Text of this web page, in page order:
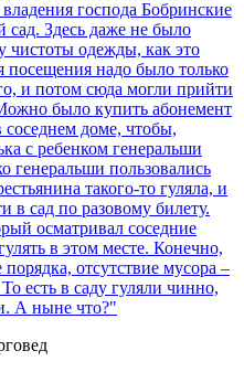
господа Бобринские
сад. Здесь даже не было
чистоты одежды, как это
посещения надо было только
и потом сюда могли прийти
было купить абонемент
доме, чтобы,
с ребенком генеральши
генеральши пользовались
такого-то гуляла, и
сад по разовому билету.
осматривал соседние
в этом месте. Конечно,
отсутствие мусора –
есть в саду гуляли чинно,
А ныне что?"